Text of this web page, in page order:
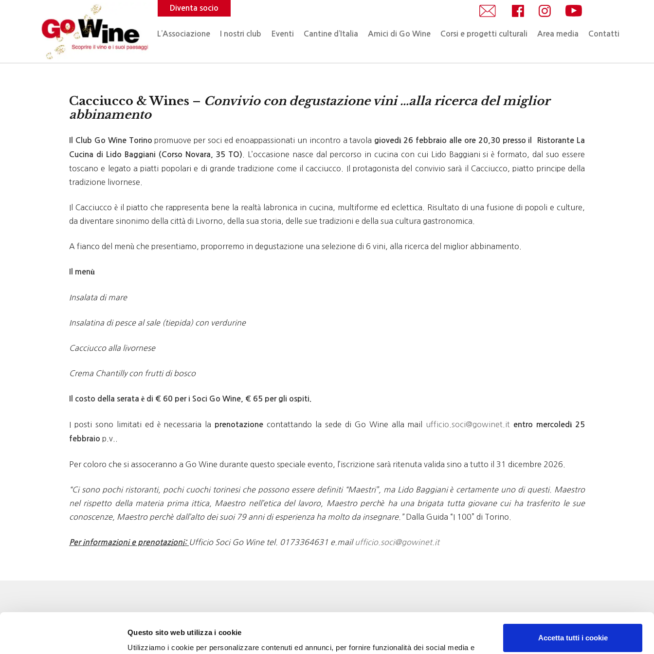
Questo sito web utilizza i cookie
Utilizziamo i cookie per personalizzare contenuti ed annunci, per fornire funzionalità dei social media e
Accetta tutti i cookie
Diventa socio
L’Associazione I nostri club Eventi Cantine d’Italia Amici di Go Wine Corsi e progetti culturali Area media Contatti
Cacciucco & Wines – Convivio con degustazione vini…alla ricerca del miglior
abbinamento
Il Club Go Wine Torino promuove per soci ed enoappassionati un incontro a tavola giovedì 26 febbraio alle ore 20,30 presso il Ristorante La
Cucina di Lido Baggiani (Corso Novara, 35 TO)
. L’occasione nasce dal percorso in cucina con cui Lido Baggiani si è formato, dal suo essere
toscano e legato a piatti popolari e di grande tradizione come il cacciucco. Il protagonista del convivio sarà il Cacciucco, piatto principe della
tradizione livornese.
Il Cacciucco è il piatto che rappresenta bene la realtà labronica in cucina, multiforme ed eclettica. Risultato di una fusione di popoli e culture,
da diventare sinonimo della città di Livorno, della sua storia, delle sue tradizioni e della sua cultura gastronomica.
A fianco del menù che presentiamo, proporremo in degustazione una selezione di 6 vini, alla ricerca del miglior abbinamento.
Il menù
Insalata di mare
Insalatina di pesce al sale (tiepida) con verdurine
Cacciucco alla livornese
Crema Chantilly con frutti di bosco
Il costo della serata è di € 60 per i Soci Go Wine, € 65 per gli ospiti.
I posti sono limitati ed è necessaria la prenotazionecontattando la sede di Go Wine alla mail ufficio.soci@gowinet.it entro mercoledì 25
febbraio p.v..
Per coloro che si assoceranno a Go Wine durante questo speciale evento, l’iscrizione sarà ritenuta valida sino a tutto il 31 dicembre 2026.
“Ci sono pochi ristoranti, pochi cuochi torinesi che possono essere definiti “Maestri”, ma Lido Baggiani è certamente uno di questi. Maestro
nel rispetto della materia prima ittica, Maestro nell’etica del lavoro, Maestro perchè ha una brigata tutta giovane cui ha trasferito le sue
conoscenze, Maestro perchè dall’alto dei suoi 79 anni di esperienza ha molto da insegnare.” Dalla Guida “I 100” di Torino.
Per informazioni e prenotazioni: Ufficio Soci Go Wine tel. 0173364631 e.mail ufficio.soci@gowinet.it
Corsi e Progetti culturali L’associazione
12051 Alba (Cn)